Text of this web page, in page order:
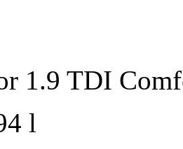
1.9 TDI
l